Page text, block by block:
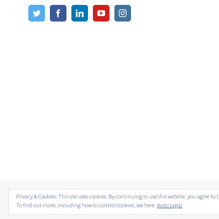
© Copyright 2012 -2026 | Avada Theme byTheme Fusion| All
Privacy & Cookies: This site uses cookies. By continuing to use this website, you agree to
To find out more, including how to control cookies, see here: Aviso Legal